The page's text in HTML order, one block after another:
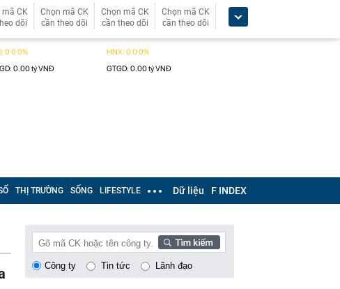
mã CK
dõi
Chọn mã CK
cần theo dõi
Chọn mã CK
cần theo dõi
Chọn mã CK
cần theo dõi
THỊ TRƯỜNG SỐNG LIFESTYLE Dữ liệu F INDEX
Công ty Tin tức Lãnh đạo